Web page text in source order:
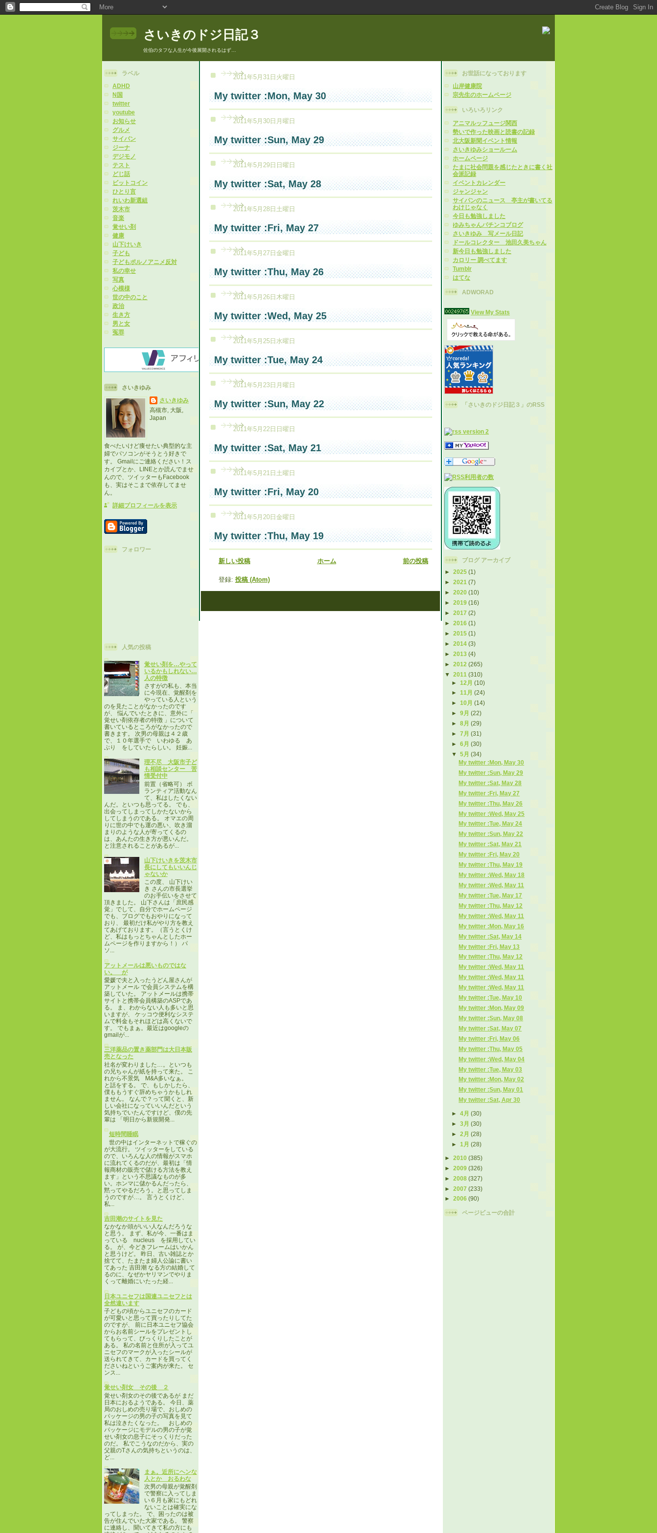
さいきのドジ日記３
佐伯のタフな人生が今後展開されるはず…
ラベル
ADHD
N国
twitter
youtube
お知らせ
グルメ
サイパン
ジーナ
デジモノ
テスト
どじ話
ビットコイン
ひとり言
れいわ新選組
茨木市
音楽
覚せい剤
健康
山下けいき
子ども
子どもポルノアニメ反対
私の幸せ
写真
心模様
世の中のこと
政治
生き方
男と女
冤罪
さいきゆみ
さいきゆみ
高槻市, 大阪,
Japan
食べたいけど痩せたい典型的な主
婦でパソコンがそうとう好きで
す。 Gmailにご連絡ください！ス
カイプとか、LINEとか読んでませ
んので、ツイッターもFacebook
も、実はそこまで依存してませ
ん。
詳細プロフィールを表示
フォロワー
人気の投稿
覚せい剤を…やって
いるかもしれない…
人の特徴
さすがの私も、本当
に今現在、覚醒剤を
やっている人という
のを見たことがなかったのです
が、 悩んでいたときに、意外に「
覚せい剤依存者の特徴 」について
書いているところがなかったので
書きます。 次男の母親は４２歳
で、１０年選手で いわゆる あ
ぶり をしていたらしい。 妊娠...
理不尽 大阪市子ど
も相談センター 苦
情受付中
前置（省略可） ボ
ランティア活動なん
て、私はしたくない
んだ。といつも思ってる。 でも、
出会ってしまってしかたないから
してしまうのである。 オマエの周
りに世の中でも運の悪い、吹き溜
まりのような人が寄ってくるの
は、あんたの生き方が悪いんだ。
と注意されることがあるが...
山下けいきを茨木市
長にしてもいいんじ
ゃないか
この度、 山下けい
き さんの市長選挙
のお手伝いをさせて
頂きました。 山下さんは「庶民感
覚」でして、自分でホームページ
でも、ブログでもおやりになって
おり、 最初だけ私がやり方を教え
てあげております。（言うとくけ
ど、私はもっとちゃんとしたホー
ムページを作りますから！） パ
ソ...
アットメールは悪いものではな
い。 が
愛媛で夫と入ったうどん屋さんが
アットメール で会員システムを構
築していた。 アットメールは携帯
サイトと携帯会員構築のASPであ
る。 ま、わからない人も多いと思
いますが、 ケッコウ便利なシステ
ムで料金もそれほどは高くないで
す。 でもまぁ。最近はgoogleの
gmailが...
三洋薬品の置き薬部門は大日本販
売となった
社名が変わりました…。といつも
の兄ちゃんが紙を持って来た。 こ
れから不景気 M&A多いなぁ。
と話をする。 で、もしかしたら、
僕ももうすぐ辞めちゃうかもしれ
ません。 なんで？って聞くと、新
しい会社になっていいんだという
気持ちでいたんですけど、僕の先
輩は 「明日から新規開発...
短時間睡眠
世の中はインターネットで稼ぐの
が大流行。 ツイッターをしている
ので、いろんな人の情報がスマホ
に流れてくるのだが、最初は「情
報商材の販売で儲ける方法を教え
ます」という不思議なものが多
い。ホンマに儲かるんだったら、
黙ってやるだろう。と思ってしま
うのですが…。 言うとくけど、
私...
吉田潮のサイトを見た
なかなか頭がいい人なんだろうな
と思う。 まず、私が今、一番はま
っている nucleus を採用してい
る。 が、今どきフレームはいかん
と思うけど。 昨日、古い雑誌とか
捨てて、たまたま婦人公論に書い
てあった 吉田潮 なる方の結婚して
るのに、なぜかヤリマンでやりま
くって離婚にいたった経...
日本ユニセフは国連ユニセフとは
全然違います
子どもの頃からユニセフのカード
が可愛いと思って買ったりしてた
のですが、 前に日本ユニセフ協会
からお名前シールをプレゼントし
てもらって、びっくりしたことが
ある。 私の名前と住所が入ってユ
ニセフのマークが入ったシールが
送られてきて、カードを買ってく
ださいねというご案内が来た。 セ
ンス...
覚せい剤女 その後 ２
覚せい剤女のその後であるが まだ
日本におるようである。 今日、薬
局のおしめの売り場で、おしめの
パッケージの男の子の写真を見て
私は泣きたくなった。 おしめの
パッケージにモデルの男の子が覚
せい剤女の息子にそっくりだった
のだ。 私でこうなのだから、実の
父親のTさんの気持ちというのは、
ど...
まぁ。近所にヘンな
人とか おるわな
次男の母親が覚醒剤
で警察に入ってしま
い６月も家にもどれ
ないことは確実にな
ってしまった。 で、困ったのは被
告が住んでいた大家である。 警察
に連絡し、聞いてきて私の方にも
お世話になっております
山岸健康院
宗先生のホームページ
いろいろリンク
アニマルッフュージ関西
勢いで作った映画と読書の記録
北大阪新聞イベント情報
さいきゆみショールーム
ホームページ
たまに社会問題を感じたときに書く社
会派記録
イベントカレンダー
ジャンジャン
サイパンのニュース 亭主が書いてる
わけじゃなく
今日も勉強しました
ゆみちゃんパチンコブログ
さいきゆみ 写メール日記
ドールコレクター 池田久美ちゃん
新今日も勉強しました
カロリー 調べてます
Tumblr
はてな
ADWORAD
View My Stats
「さいきのドジ日記３」のRSS
ブログ アーカイブ
► 2025 (1)
► 2021 (7)
► 2020 (10)
► 2019 (16)
► 2017 (2)
► 2016 (1)
► 2015 (1)
► 2014 (3)
► 2013 (4)
► 2012 (265)
▼ 2011 (310)
►12月(10)
►11月(24)
►10月(14)
►9月(22)
►8月(29)
►7月(31)
►6月(30)
▼5月(34)
My twitter :Mon, May 30
My twitter :Sun, May 29
My twitter :Sat, May 28
My twitter :Fri, May 27
My twitter :Thu, May 26
My twitter :Wed, May 25
My twitter :Tue, May 24
My twitter :Sun, May 22
My twitter :Sat, May 21
My twitter :Fri, May 20
My twitter :Thu, May 19
My twitter :Wed, May 18
My twitter :Wed, May 11
My twitter :Tue, May 17
My twitter :Thu, May 12
My twitter :Wed, May 11
My twitter :Mon, May 16
My twitter :Sat, May 14
My twitter :Fri, May 13
My twitter :Thu, May 12
My twitter :Wed, May 11
My twitter :Wed, May 11
My twitter :Wed, May 11
My twitter :Tue, May 10
My twitter :Mon, May 09
My twitter :Sun, May 08
My twitter :Sat, May 07
My twitter :Fri, May 06
My twitter :Thu, May 05
My twitter :Wed, May 04
My twitter :Tue, May 03
My twitter :Mon, May 02
My twitter :Sun, May 01
My twitter :Sat, Apr 30
►4月(30)
►3月(30)
►2月(28)
►1月(28)
► 2010 (385)
► 2009 (326)
► 2008 (327)
► 2007 (233)
► 2006 (90)
ページビューの合計
2011年5月31日火曜日
My twitter :Mon, May 30
2011年5月30日月曜日
My twitter :Sun, May 29
2011年5月29日日曜日
My twitter :Sat, May 28
2011年5月28日土曜日
My twitter :Fri, May 27
2011年5月27日金曜日
My twitter :Thu, May 26
2011年5月26日木曜日
My twitter :Wed, May 25
2011年5月25日水曜日
My twitter :Tue, May 24
2011年5月23日月曜日
My twitter :Sun, May 22
2011年5月22日日曜日
My twitter :Sat, May 21
2011年5月21日土曜日
My twitter :Fri, May 20
2011年5月20日金曜日
My twitter :Thu, May 19
新しい投稿 前の投稿
ホーム
登録: 投稿 (Atom)